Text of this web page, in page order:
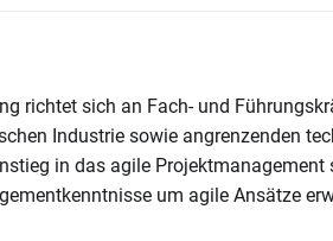
richtet sich an Fach- und
Industrie sowie angrenzenden
in das agile Projektmanagement
um agile Ansätze